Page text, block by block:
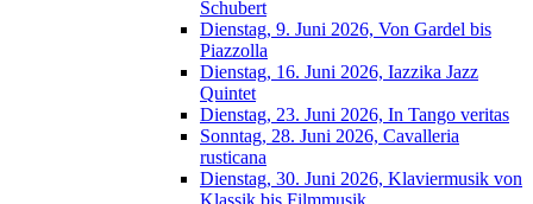
Schubert
Dienstag, 9. Juni 2026, Von Gardel bis
Piazzolla
Dienstag, 16. Juni 2026, Iazzika Jazz
Quintet
Dienstag, 23. Juni 2026, In Tango veritas
Sonntag, 28. Juni 2026, Cavalleria
rusticana
Dienstag, 30. Juni 2026, Klaviermusik von
Klassik bis Filmmusik